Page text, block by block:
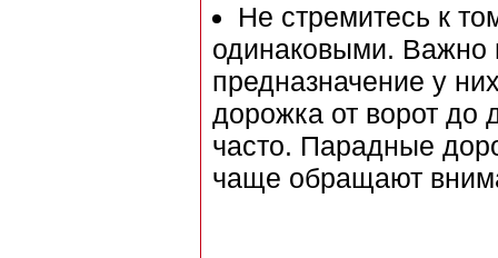
Не стремитесь к
одинаковыми. Важно
предназначение у
дорожка от ворот до
часто. Парадные
чаще обращают